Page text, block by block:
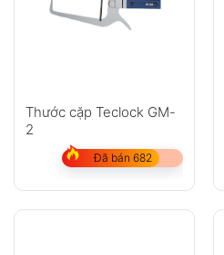
Thước cặp Teclock GM-
2
Đã bán 682